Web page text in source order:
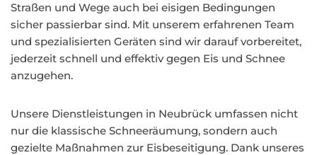
Straßen und Wege auch bei eisigen Bedingungen
sicher passierbar sind. Mit unserem erfahrenen Team
und spezialisierten Geräten sind wir darauf vorbereitet,
jederzeit schnell und effektiv gegen Eis und Schnee
anzugehen.
Unsere Dienstleistungen in Neubrück umfassen nicht
nur die klassische Schneeräumung, sondern auch
gezielte Maßnahmen zur Eisbeseitigung. Dank unseres